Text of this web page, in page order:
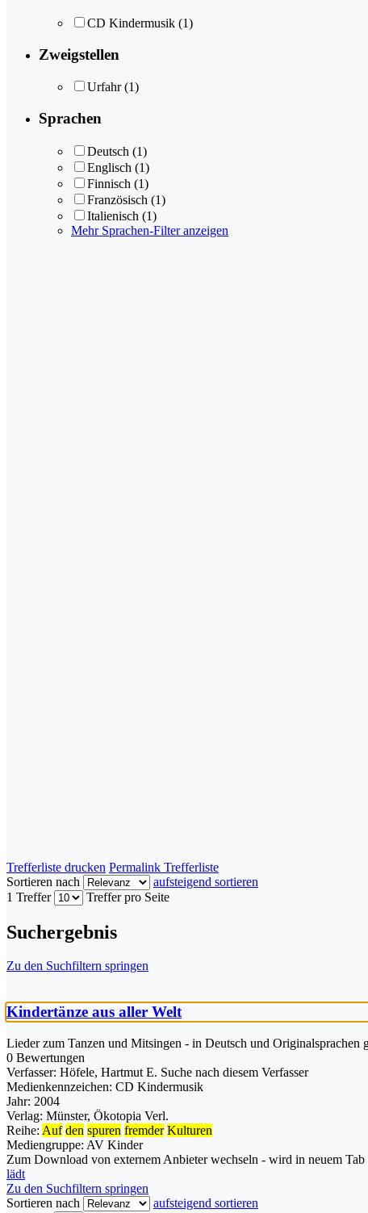
CD Kindermusik (1)
Zweigstellen
Urfahr (1)
Sprachen
Deutsch (1)
Englisch (1)
Finnisch (1)
Französisch (1)
Italienisch (1)
Mehr Sprachen-Filter anzeigen
Trefferliste drucken Permalink Trefferliste
Sortieren nach
aufsteigend sortieren
1 Treffer
Treffer pro Seite
Suchergebnis
Zu den Suchfiltern springen
Kindertänze aus aller Welt
Lieder zum Tanzen und Mitsingen - in Deutsch und Originalsprachen
0 Bewertungen
Verfasser: Höfele, Hartmut E. Suche nach diesem Verfasser
Medienkennzeichen: CD Kindermusik
Jahr: 2004
Verlag: Münster, Ökotopia Verl.
Reihe: Auf den spuren fremder Kulturen
Mediengruppe: AV Kinder
Zum Download von externem Anbieter wechseln - wird in neuem Tab
lädt
Zu den Suchfiltern springen
Sortieren nach
aufsteigend sortieren